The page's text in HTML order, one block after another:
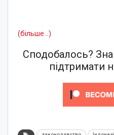
(більше…)
Сподобалось?
підтримати